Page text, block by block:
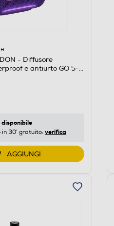
- Diffusore
e antiurto GO 5-
disponibile
in 30' gratuito: verifica
AGGIUNGI